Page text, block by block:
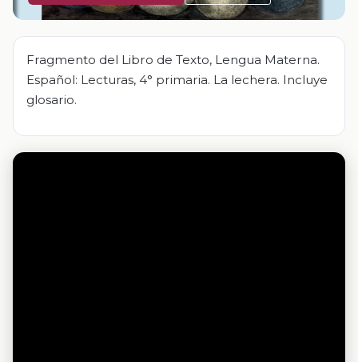
Fragmento del Libro de Texto, Lengua Materna.
Español: Lecturas, 4° primaria. La lechera. Incluye
glosario.